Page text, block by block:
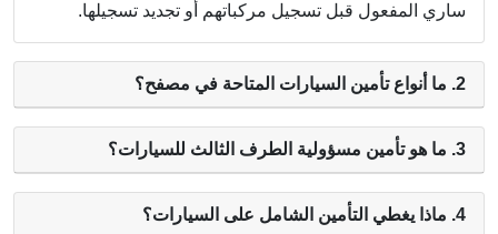
ساري المفعول قبل تسجيل مركباتهم أو تجديد تسجيلها.
2. ما أنواع تأمين السيارات المتاحة في مصفح؟
3. ما هو تأمين مسؤولية الطرف الثالث للسيارات؟
4. ماذا يغطي التأمين الشامل على السيارات؟